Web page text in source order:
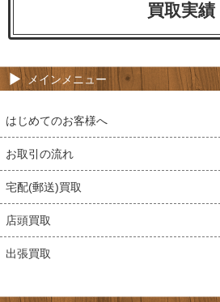
買取実績
メインメニュー
はじめてのお客様へ
お取引の流れ
宅配(郵送)買取
店頭買取
出張買取